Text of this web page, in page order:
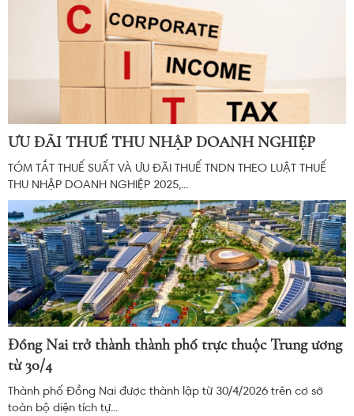
ƯU ĐÃI THUẾ THU NHẬP DOANH NGHIỆP
TÓM TẮT THUẾ SUẤT VÀ ƯU ĐÃI THUẾ TNDN THEO LUẬT THUẾ
THU NHẬP DOANH NGHIỆP 2025,...
Đồng Nai trở thành thành phố trực thuộc Trung ương
từ 30/4
Thành phố Đồng Nai được thành lập từ 30/4/2026 trên cơ sở
toàn bộ diện tích tự...